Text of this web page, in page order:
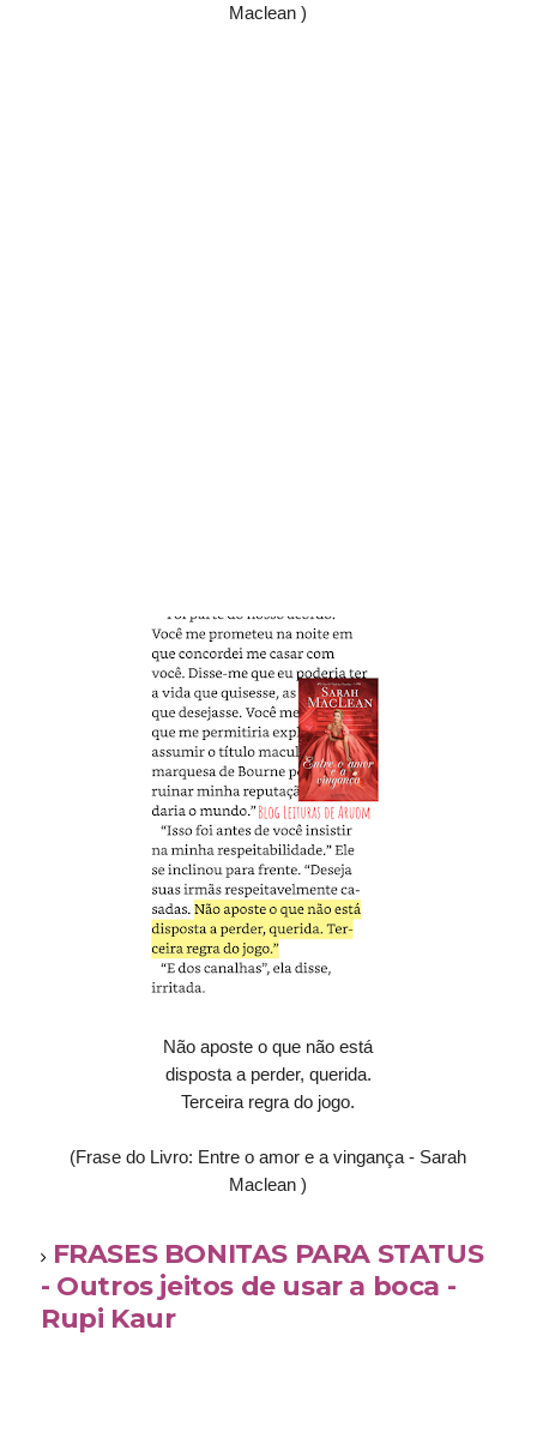
Maclean )
Não aposte o que não está
disposta a perder, querida.
Terceira regra do jogo.
(Frase do Livro: Entre o amor e a vingança - Sarah
Maclean )
FRASES BONITAS PARA STATUS
- Outros jeitos de usar a boca -
Rupi Kaur